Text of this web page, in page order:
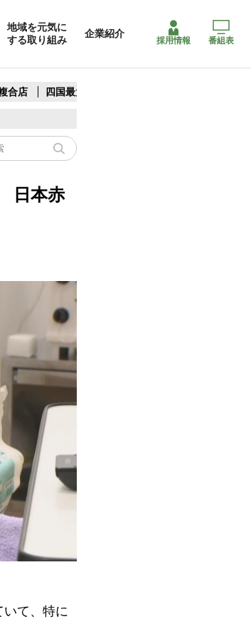
地域を元気に
する取り組み
企業紹介
採用情報 番組表
合店 四国最大スリコ
日本赤
て、特に